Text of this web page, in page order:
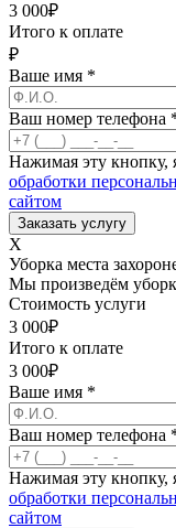
3 000₽
Итого к оплате
₽
Ваше имя *
Ваш номер телефона
Нажимая эту кнопку,
обработки
сайтом
X
Уборка места
Мы произведём
Стоимость услуги
3 000₽
Итого к оплате
3 000₽
Ваше имя *
Ваш номер телефона
Нажимая эту кнопку,
обработки
сайтом